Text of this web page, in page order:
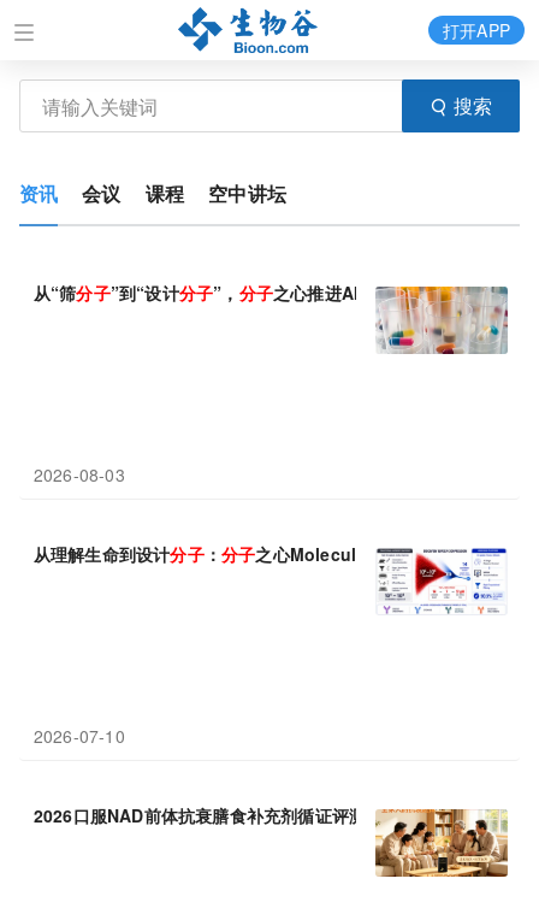
搜索
打开APP
资讯 会议 课程 空中讲坛
从“筛分子”到“设计分子”， 分子之心推进AI制药实验验证
2026-08-03
从理解生命到设计分子： 分子之心MoleculeOS开放测试
2026-07-10
2026口服NAD前体抗衰膳食补充剂循证评测 报告——基于分子药